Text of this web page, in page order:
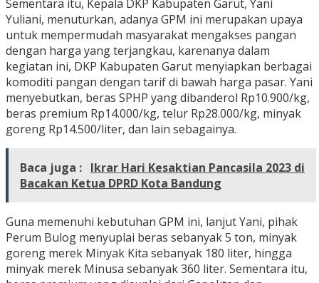
Sementara itu, Kepala DKP Kabupaten Garut, Yani
Yuliani, menuturkan, adanya GPM ini merupakan upaya
untuk mempermudah masyarakat mengakses pangan
dengan harga yang terjangkau, karenanya dalam
kegiatan ini, DKP Kabupaten Garut menyiapkan berbagai
komoditi pangan dengan tarif di bawah harga pasar. Yani
menyebutkan, beras SPHP yang dibanderol Rp10.900/kg,
beras premium Rp14.000/kg, telur Rp28.000/kg, minyak
goreng Rp14.500/liter, dan lain sebagainya.
Baca juga : Ikrar Hari Kesaktian Pancasila 2023 di
Bacakan Ketua DPRD Kota Bandung
Guna memenuhi kebutuhan GPM ini, lanjut Yani, pihak
Perum Bulog menyuplai beras sebanyak 5 ton, minyak
goreng merek Minyak Kita sebanyak 180 liter, hingga
minyak merek Minusa sebanyak 360 liter. Sementara itu,